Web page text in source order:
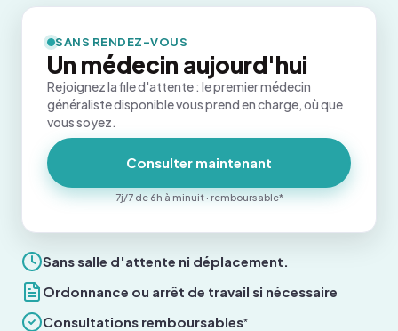
Sans salle d'attente ni déplacement.
Ordonnance ou arrêt de travail si nécessaire
Consultations remboursables*
SANS RENDEZ-VOUS
Un médecin aujourd'hui
Rejoignez la file d'attente : le premier médecin
généraliste disponible vous prend en charge, où que
vous soyez.
Consulter maintenant
7j/7 de 6h à minuit · remboursable*